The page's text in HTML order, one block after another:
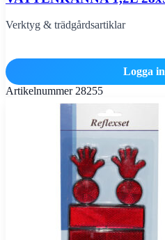
Verktyg & trädgårdsartiklar
Logga
Artikelnummer 28255